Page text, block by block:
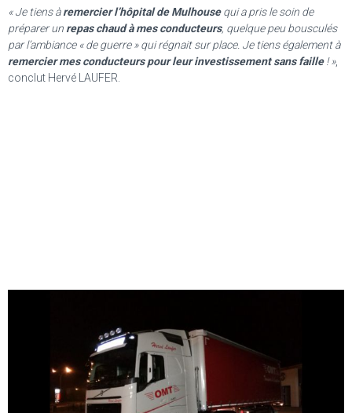
« Je tiens àremercier l’hôpital de Mulhousequi a pris le soin de
préparer un repas chaud à mes conducteurs, quelque peu bousculés
par l’ambiance « de guerre » qui régnait sur place. Je tiens également à
remercier mes conducteurs pour leur investissement sans faille! »,
conclut Hervé LAUFER.